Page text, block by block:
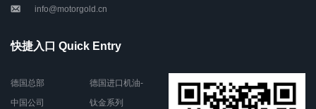
info@motorgold.cn
快捷入口 Quick Entry
德国总部
中国公司
德国进口机油-
钛金系列